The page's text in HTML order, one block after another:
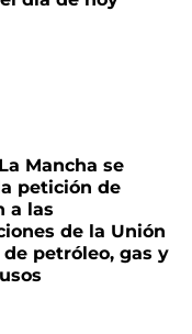
Mancha se
petición de
a las
de la Unión
de petróleo, gas y